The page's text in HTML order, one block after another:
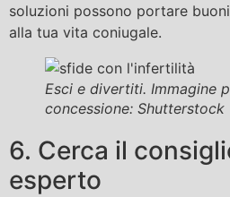
soluzioni possono portare
alla tua vita coniugale.
Esci e divertiti. Immagine
concessione: Shutterstock
6. Cerca il
esperto